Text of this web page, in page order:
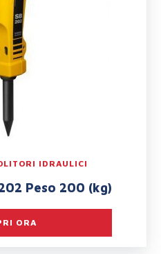
IDRAULICI
Peso 200 (kg)
ORA